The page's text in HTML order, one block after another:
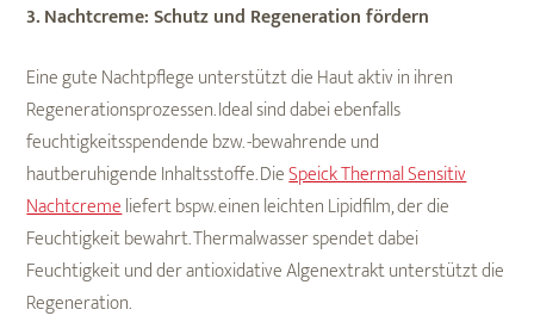
3. Nachtcreme: Schutz und Regeneration fördern
Eine gute Nachtpflege unterstützt die Haut aktiv in ihren
Regenerationsprozessen. Ideal sind dabei ebenfalls
feuchtigkeitsspendende bzw. -bewahrende und
hautberuhigende Inhaltsstoffe. DieSpeick Thermal Sensitiv
Nachtcremeliefert bspw. einen leichten Lipidfilm, der die
Feuchtigkeit bewahrt. Thermalwasser spendet dabei
Feuchtigkeit und der antioxidative Algenextrakt unterstützt die
Regeneration.